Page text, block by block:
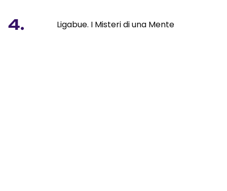
4. Ligabue. I Misteri di una Mente